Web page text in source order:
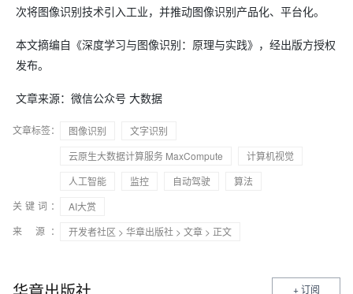
次将图像识别技术引入工业，并推动图像识别产品化、平台化。
本文摘编自《深度学习与图像识别：原理与实践》，经出版方授权
发布。
文章来源：微信公众号 大数据
文章标签： 图像识别
文字识别
云原生大数据计算服务 MaxCompute
计算机视觉
人工智能
监控 自动驾驶
算法
关键词：
AI大赏
来 源：
开发者社区 > 华章出版社 > 文章 > 正文
+ 订阅